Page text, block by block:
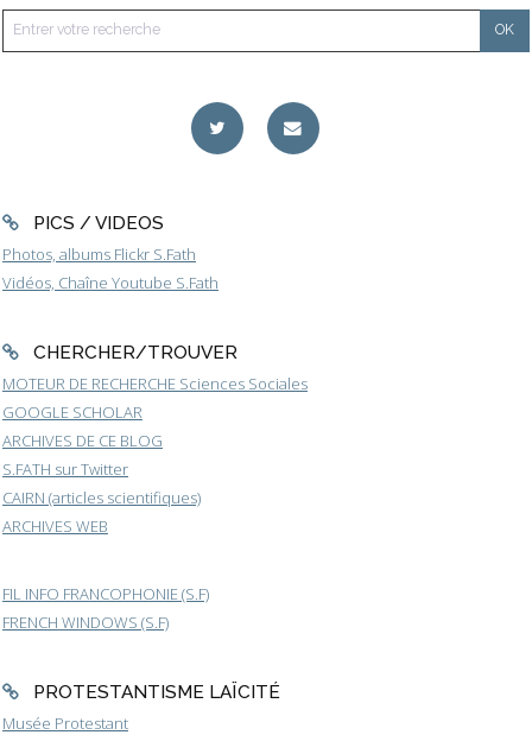
PICS / VIDEOS
Photos, albums Flickr S.Fath
Vidéos, Chaîne Youtube S.Fath
CHERCHER/TROUVER
MOTEUR DE RECHERCHE Sciences Sociales
GOOGLE SCHOLAR
ARCHIVES DE CE BLOG
S.FATH sur Twitter
CAIRN (articles scientifiques)
ARCHIVES WEB
FIL INFO FRANCOPHONIE (S.F)
FRENCH WINDOWS (S.F)
PROTESTANTISME LAÏCITÉ
Musée Protestant